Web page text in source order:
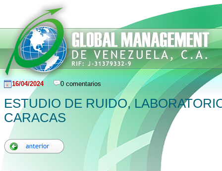
16/04/2024 0 comentarios
ESTUDIO DE RUIDO,
CARACAS